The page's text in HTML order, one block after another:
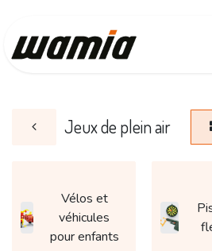
Jeux de plein air
Vélos et
véhicules
pour enfants